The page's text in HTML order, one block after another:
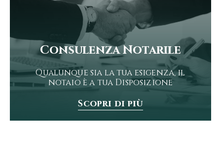
Consulenza Notarile
Qualunque sia la tua esigenza, il
notaio è a tua Disposizione
Scopri di più